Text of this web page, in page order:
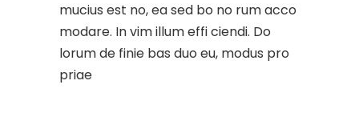
mucius est no, ea sed bo no rum acco
modare. In vim illum effi ciendi. Do
lorum de finie bas duo eu, modus pro
priae